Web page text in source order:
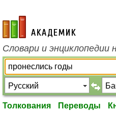
academic.ru
Словари и энциклопедии
Толкования Переводы